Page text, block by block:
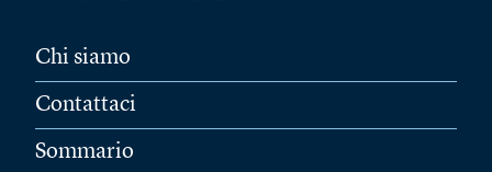
Chi siamo
Contattaci
Sommario